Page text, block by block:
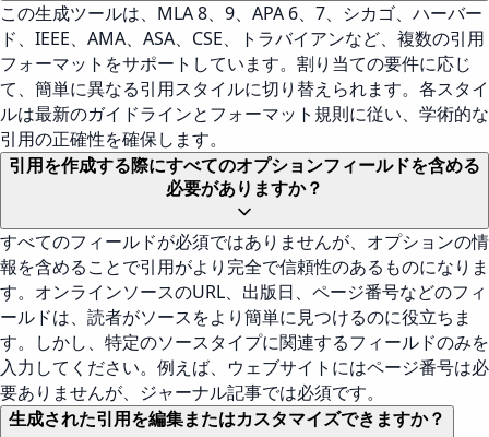
この生成ツールは、MLA 8、9、APA 6、7、シカゴ、ハーバー
ド、IEEE、AMA、ASA、CSE、トラバイアンなど、複数の引用
フォーマットをサポートしています。割り当ての要件に応じ
て、簡単に異なる引用スタイルに切り替えられます。各スタイ
ルは最新のガイドラインとフォーマット規則に従い、学術的な
引用の正確性を確保します。
引用を作成する際にすべてのオプションフィールドを含める
必要がありますか？
すべてのフィールドが必須ではありませんが、オプションの情
報を含めることで引用がより完全で信頼性のあるものになりま
す。オンラインソースのURL、出版日、ページ番号などのフィ
ールドは、読者がソースをより簡単に見つけるのに役立ちま
す。しかし、特定のソースタイプに関連するフィールドのみを
入力してください。例えば、ウェブサイトにはページ番号は必
要ありませんが、ジャーナル記事では必須です。
生成された引用を編集またはカスタマイズできますか？